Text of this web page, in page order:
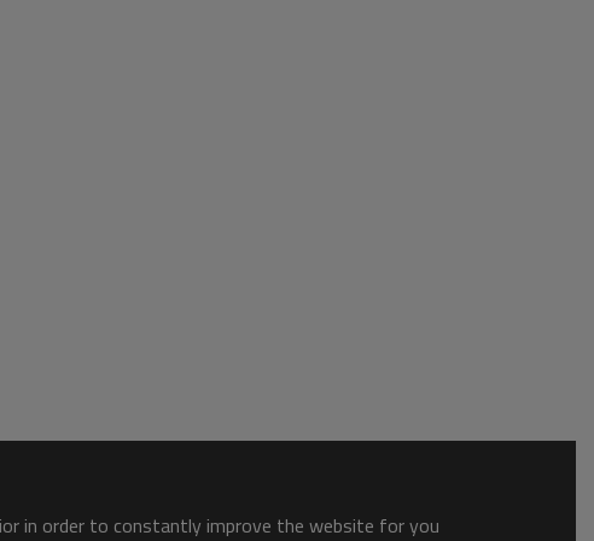
in order to constantly improve the website for you.